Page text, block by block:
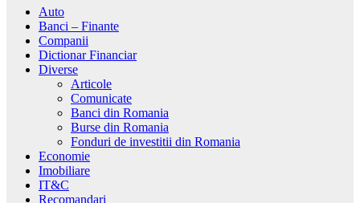
Auto
Banci – Finante
Companii
Dictionar Financiar
Diverse
Articole
Comunicate
Banci din Romania
Burse din Romania
Fonduri de investitii din Romania
Economie
Imobiliare
IT&C
Recomandari